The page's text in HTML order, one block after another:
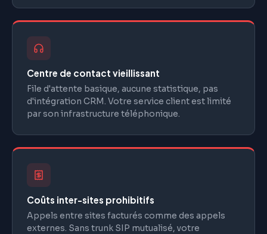
Centre de contact vieillissant
File d'attente basique, aucune statistique, pas
d'intégration CRM. Votre service client est limité
par son infrastructure téléphonique.
Coûts inter-sites prohibitifs
Appels entre sites facturés comme des appels
externes. Sans trunk SIP mutualisé, votre